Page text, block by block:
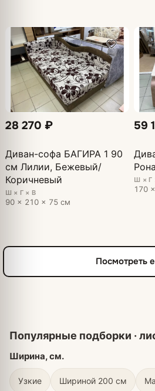
28 270 ₽
Диван-софа БАГИРА 1 90
см Лилии, Бежевый/
Коричневый
Ш × Г × В
90 × 210 × 75 см
59
Ш × Г
170
Посмотреть
Ширина, см.
Узкие Шириной 200 см